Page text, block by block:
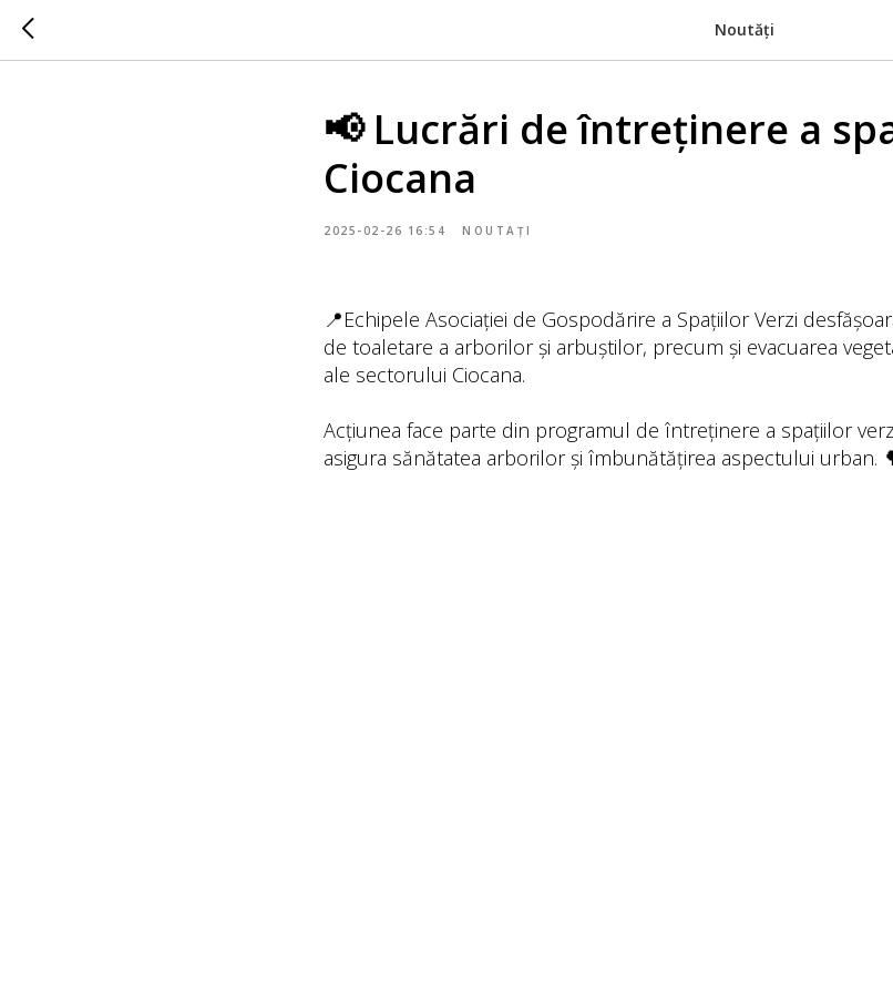
Noutăți
📢 Lucrări de întreținere a
Ciocana
2025-02-26 16:54 NOUTAȚI
📍Echipele Asociației de Gospodărire a Spațiilor Verzi
de toaletare a arborilor și arbuștilor, precum și evacuarea
ale sectorului Ciocana.
Acțiunea face parte din programul de întreținere a spațiilor
asigura sănătatea arborilor și îmbunătățirea aspectului urban.